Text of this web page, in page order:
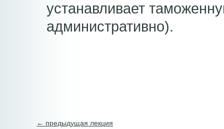
устанавливает
административно).
← предыдущая лекция